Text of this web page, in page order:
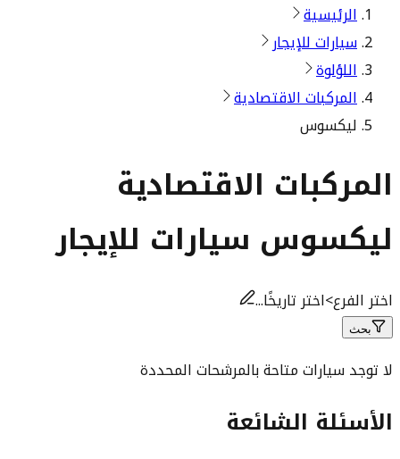
الرئيسية
سيارات للإيجار
اللؤلوة
المركبات الاقتصادية
ليكسوس
المركبات الاقتصادية
ليكسوس سيارات للإيجار
اختر الفرع>اختر تاريخًا...
بحث
لا توجد سيارات متاحة بالمرشحات المحددة
الأسئلة الشائعة